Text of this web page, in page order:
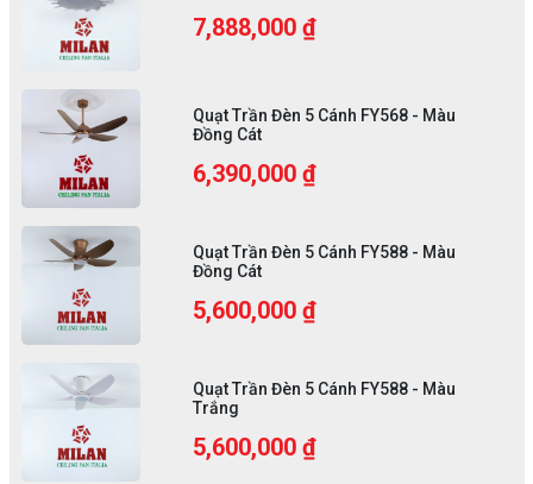
7,888,000 ₫
Quạt Trần Đèn 5 Cánh FY568 - Màu
Đồng Cát
6,390,000 ₫
Quạt Trần Đèn 5 Cánh FY588 - Màu
Đồng Cát
5,600,000 ₫
Quạt Trần Đèn 5 Cánh FY588 - Màu
Trắng
5,600,000 ₫